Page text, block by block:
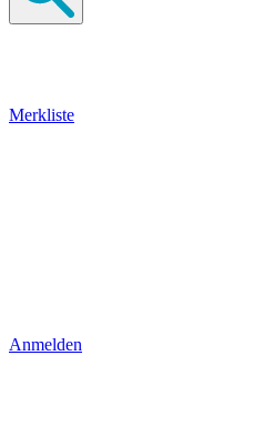
Merkliste
Anmelden